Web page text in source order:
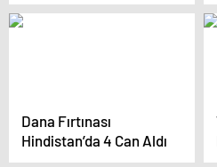
Çözüm etkilenmez
Dana Fırtınası
Hindistan’da 4 Can Aldı